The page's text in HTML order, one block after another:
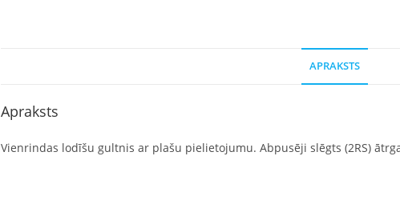
APRAKSTS
Apraksts
Vienrindas lodīšu gultnis ar plašu pielietojumu. Abpusēji slēgts (2RS)